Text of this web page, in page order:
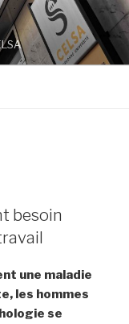
besoin
une maladie
les hommes
se